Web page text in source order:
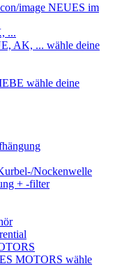
NEUES im
...
AK, ... wähle deine
wähle deine
Nockenwelle
+ -filter
MOTORS wähle